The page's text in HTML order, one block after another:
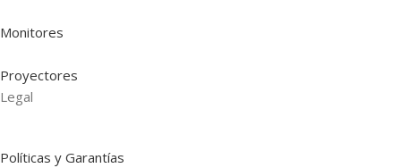
Monitores
Proyectores
Legal
Políticas y Garantías